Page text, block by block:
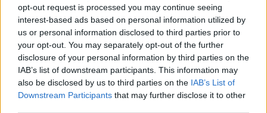
opt-out request is processed you may continue seeing
interest-based ads based on personal information utilized by
us or personal information disclosed to third parties prior to
your opt-out. You may separately opt-out of the further
disclosure of your personal information by third parties on the
IAB’s list of downstream participants. This information may
also be disclosed by us to third parties on the IAB’s List of
Downstream Participants that may further disclose it to other
Niente di così drammatico capita invece ad Alide, la protagonista di
D’anima e di terra, ma la forza d’animo e la determinazione che la
caratterizzano non hanno niente da invidiare alle due sopracitate
eroine. Sposata con Santo, i due abitano nel piccolo paese di
Ciummamari, un piccolo borgo siciliano, hanno cinque figli,
Vincenzo, Domenico, Gaetano, Carmelo e Santina e vivono
coltivando un piccolo lembo di terra che garantisce loro un minimo
di sussistenza e che non è nemmeno di loro proprietà, ma di Don